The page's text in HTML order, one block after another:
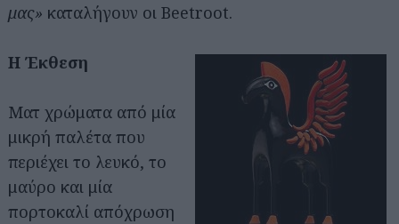
μας» καταλήγουν οι Beetroot.
Η Έκθεση
Ματ χρώματα από μία
μικρή παλέτα που
περιέχει το λευκό, το
μαύρο και μία
πορτοκαλί απόχρωση